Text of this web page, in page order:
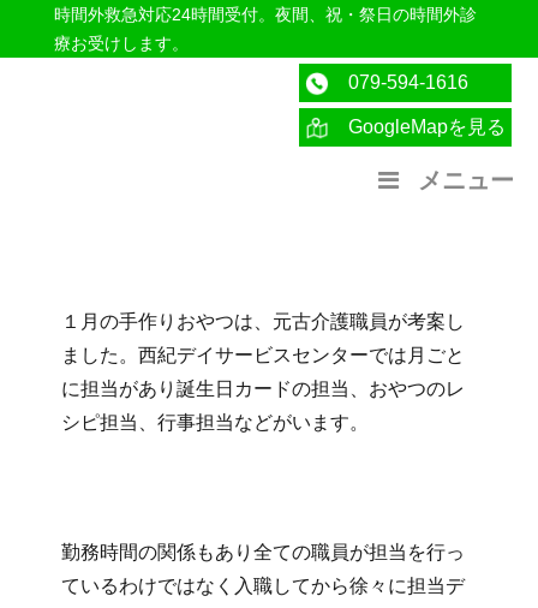
時間外救急対応24時間受付。夜間、祝・祭日の時間外診
療お受けします。
医療法人社団紀洋会 公式サイト
079-594-1616
GoogleMapを見る
メニュー
１月の手作りおやつは、元古介護職員が考案し
ました。西紀デイサービスセンターでは月ごと
に担当があり誕生日カードの担当、おやつのレ
シピ担当、行事担当などがいます。
勤務時間の関係もあり全ての職員が担当を行っ
ているわけではなく入職してから徐々に担当デ